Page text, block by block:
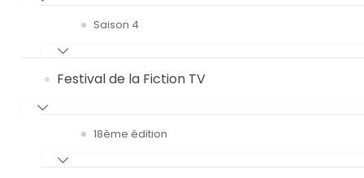
Saison 4
Festival de la Fiction TV
18ème édition